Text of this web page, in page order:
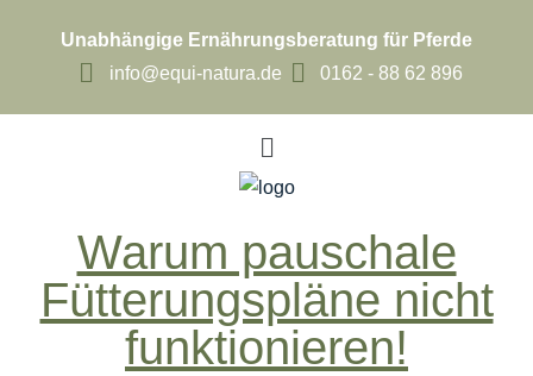
Unabhängige Ernährungsberatung für Pferde
info@equi-natura.de
0162 - 88 62 896
Warum pauschale
Fütterungspläne nicht
funktionieren!